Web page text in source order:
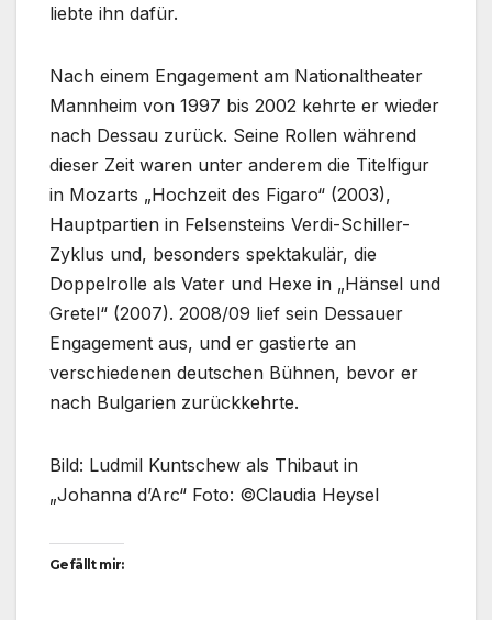
liebte ihn dafür.
Nach einem Engagement am Nationaltheater
Mannheim von 1997 bis 2002 kehrte er wieder
nach Dessau zurück. Seine Rollen während
dieser Zeit waren unter anderem die Titelfigur
in Mozarts „Hochzeit des Figaro“ (2003),
Hauptpartien in Felsensteins Verdi-Schiller-
Zyklus und, besonders spektakulär, die
Doppelrolle als Vater und Hexe in „Hänsel und
Gretel“ (2007). 2008/09 lief sein Dessauer
Engagement aus, und er gastierte an
verschiedenen deutschen Bühnen, bevor er
nach Bulgarien zurückkehrte.
Bild: Ludmil Kuntschew als Thibaut in
„Johanna d’Arc“ Foto: ©Claudia Heysel
Gefällt mir: